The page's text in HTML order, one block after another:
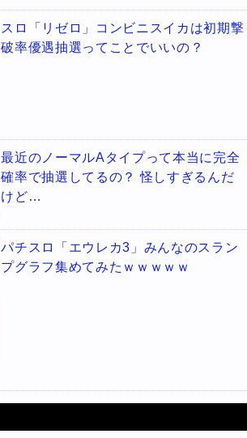
スロ「リゼロ」コンビニスイカは初期撃
破率優遇抽選ってことでいいの？
最近のノーマルAタイプって本当に完全
確率で抽選してるの？ 怪しすぎるんだ
けど…
パチスロ「エウレカ3」みんなのスラン
プグラフ集めてみたｗｗｗｗｗ